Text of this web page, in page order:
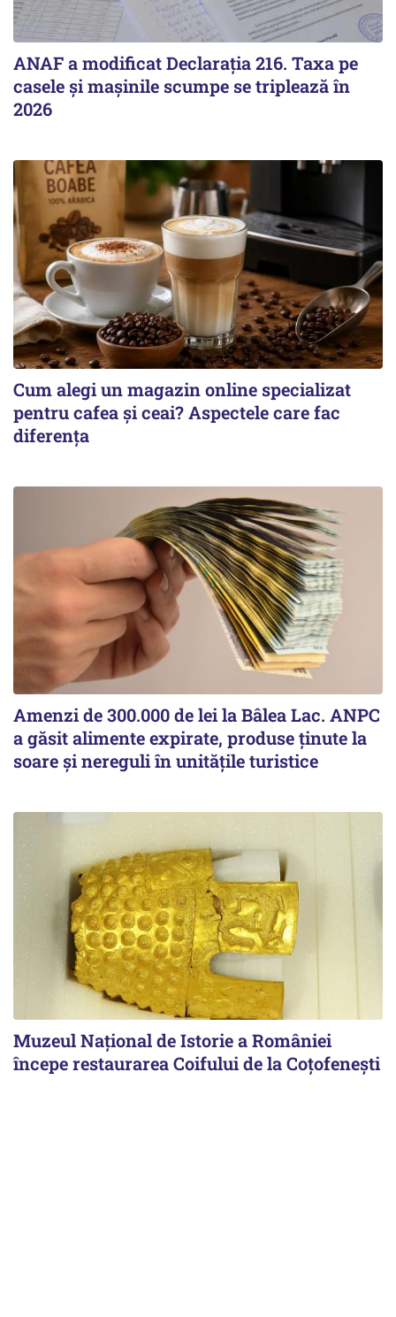
ANAF a modificat Declarația 216. Taxa pe
casele și mașinile scumpe se triplează în
2026
Cum alegi un magazin online specializat
pentru cafea și ceai? Aspectele care fac
diferența
Amenzi de 300.000 de lei la Bâlea Lac. ANPC
a găsit alimente expirate, produse ținute la
soare și nereguli în unitățile turistice
Muzeul Național de Istorie a României
începe restaurarea Coifului de la Coțofenești